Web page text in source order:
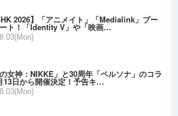
2026】「アニメイト」「Medialink」ブー
ト！「Identity V」や「映画…
の女神：NIKKE」と30周年「ペルソナ」のコラ
13日から開催決定！予告キ…